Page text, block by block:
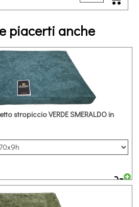
piacerti anche
stropiccio VERDE SMERALDO in
SMERALDO in memory foam con